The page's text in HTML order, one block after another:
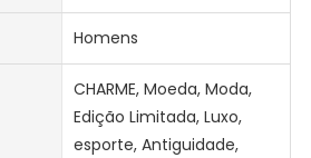
Homens
CHARME, Moeda, Moda,
Edição Limitada, Luxo,
esporte, Antiguidade,